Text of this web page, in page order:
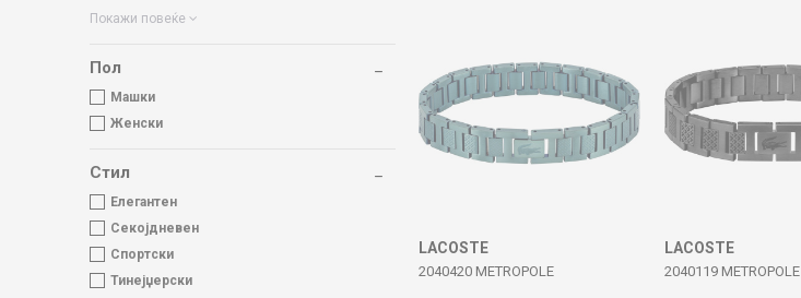
Покажи повеќе
Пол
Машки
Женски
Стил
Елегантен
Секојдневен
Спортски
Тинејџерски
LACOSTE
2040420 METROPOLE
LACOSTE
2040119 METROPOLE